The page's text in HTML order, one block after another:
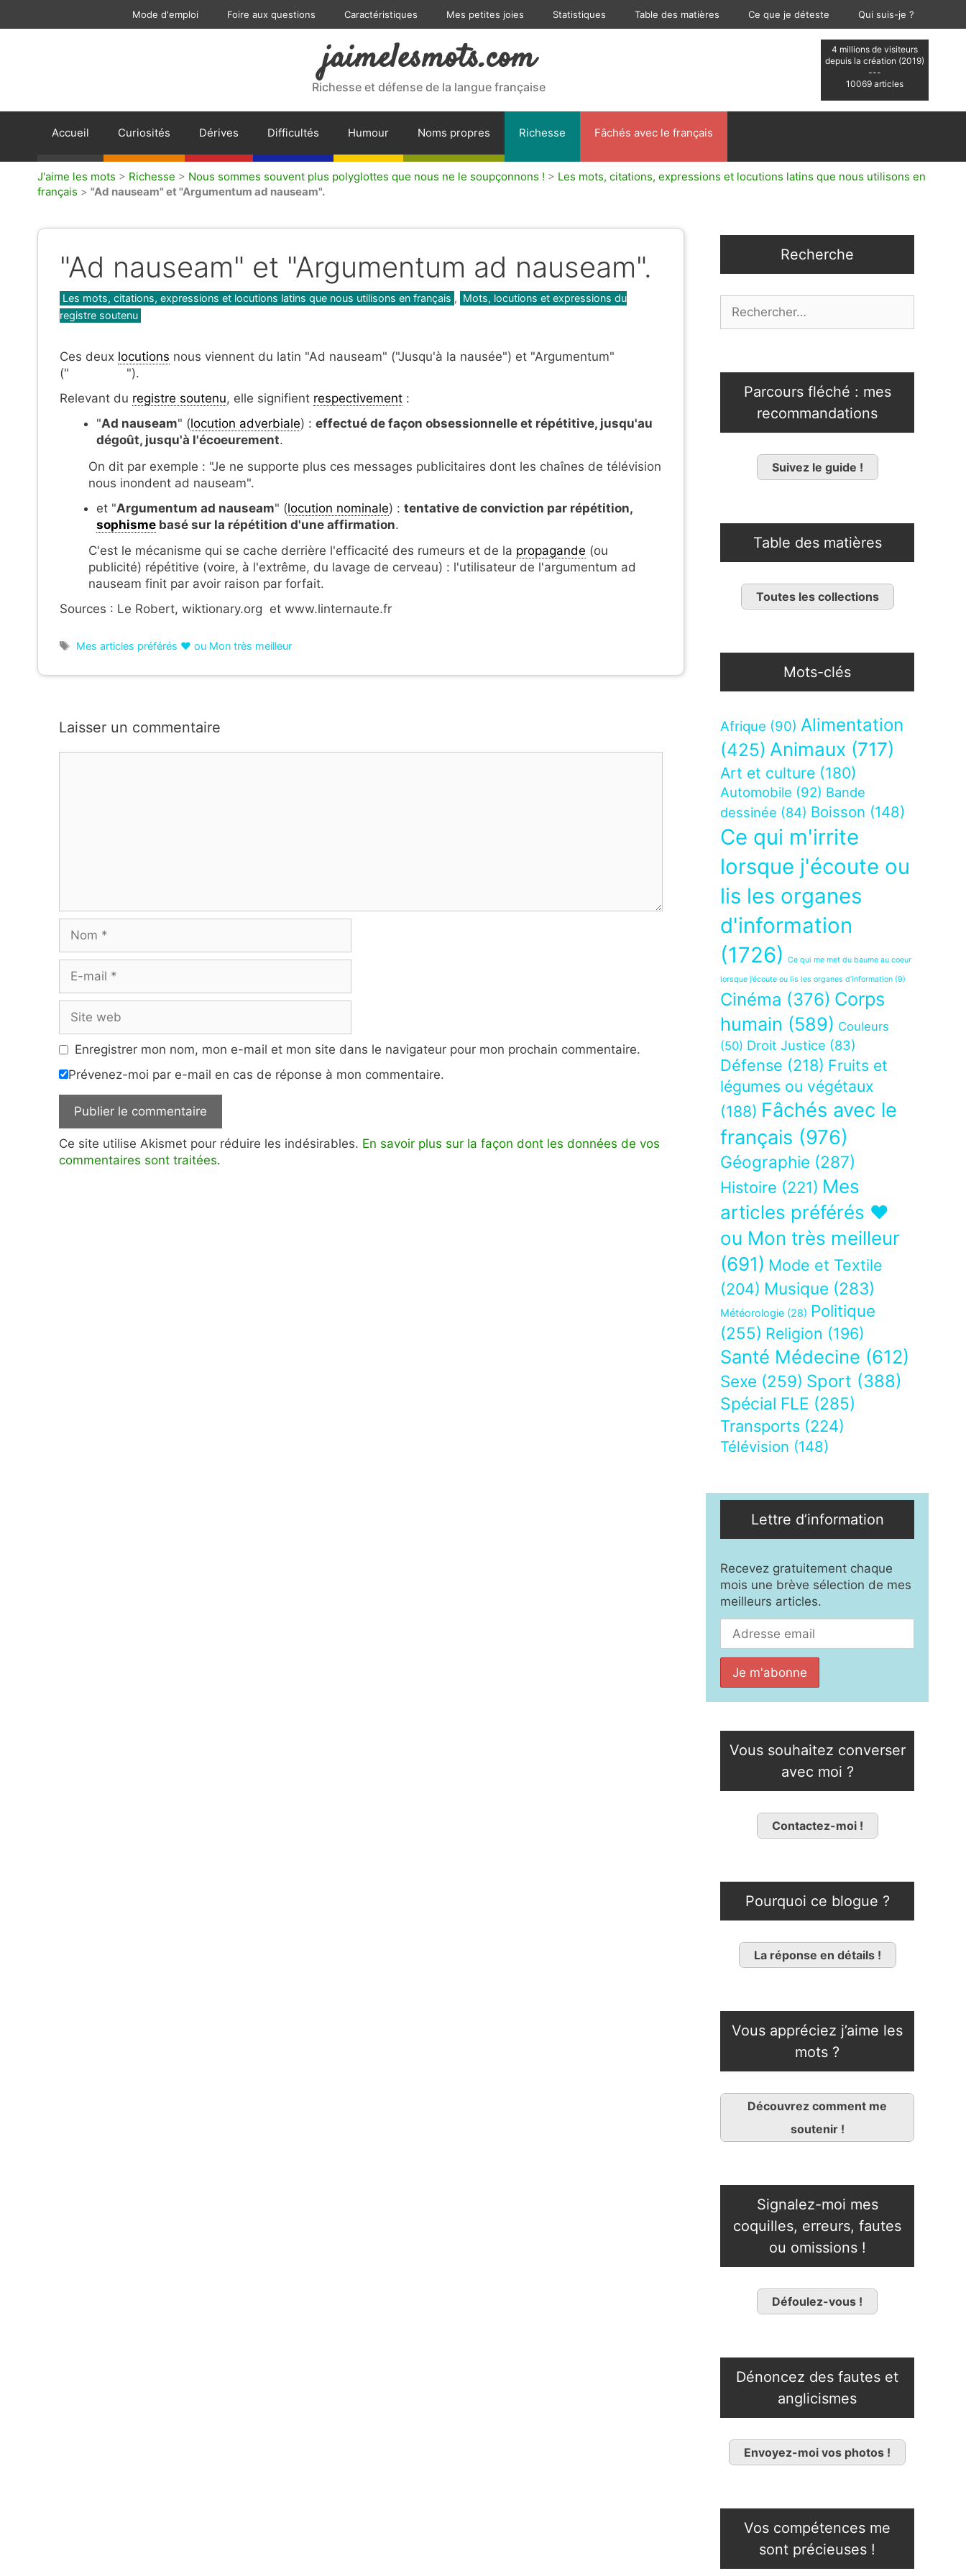
Mode d'emploi Foire aux questions Caractéristiques Mes petites joies Statistiques Table des matières Ce que je déteste Qui suis-je ?
4 millions de visiteurs
depuis la création (2019)
---
10069 articles
jaimelesmots.com
Richesse et défense de la langue française
Accueil Curiosités Dérives Difficultés Humour Noms propres Richesse Fâchés avec le français
J'aime les mots > Richesse > Nous sommes souvent plus polyglottes que nous ne le soupçonnons ! > Les mots, citations, expressions et locutions latins que nous utilisons en
français > "Ad nauseam" et "Argumentum ad nauseam".
"Ad nauseam" et "Argumentum ad nauseam".
Catégories
Les mots, citations, expressions et locutions latins que nous utilisons en français , Mots, locutions et expressions du
registre soutenu
Ces deux locutions nous viennent du latin "Ad nauseam" ("Jusqu'à la nausée") et "Argumentum"
(" ").
Relevant du registre soutenu, elle signifient respectivement :
"Ad nauseam" (locution adverbiale) : effectué de façon obsessionnelle et répétitive, jusqu'au
dégoût, jusqu'à l'écoeurement.
On dit par exemple : "Je ne supporte plus ces messages publicitaires dont les chaînes de télévision
nous inondent ad nauseam".
et "Argumentum ad nauseam" (locution nominale) : tentative de conviction par répétition,
sophisme basé sur la répétition d'une affirmation.
C'est le mécanisme qui se cache derrière l'efficacité des rumeurs et de la propagande (ou
publicité) répétitive (voire, à l'extrême, du lavage de cerveau) : l'utilisateur de l'argumentum ad
nauseam finit par avoir raison par forfait.
Sources : Le Robert, wiktionary.org et www.linternaute.fr
Étiquettes
Mes articles préférés ❤ ou Mon très meilleur
Laisser un commentaire
mail
web
Enregistrer mon nom, mon e-mail et mon site dans le navigateur pour mon prochain commentaire.
Prévenez-moi par e-mail en cas de réponse à mon commentaire.
Ce site utilise Akismet pour réduire les indésirables. En savoir plus sur la façon dont les données de vos
commentaires sont traitées.
Recherche
Parcours fléché : mes
recommandations
Suivez le guide !
Table des matières
Toutes les collections
Mots-clés
Afrique (90) Alimentation
(425) Animaux (717)
Art et culture (180)
Automobile (92) Bande
dessinée (84) Boisson (148)
Ce qui m'irrite
lorsque j'écoute ou
lis les organes
d'information
(1726)
Ce qui me met du baume au coeur
lorsque j’écoute ou lis les organes d’information (9)
Cinéma (376) Corps
humain (589) Couleurs
(50) Droit Justice (83)
Défense (218) Fruits et
légumes ou végétaux
(188) Fâchés avec le
français (976)
Géographie (287)
Histoire (221) Mes
articles préférés ❤
ou Mon très meilleur
(691) Mode et Textile
(204) Musique (283)
Météorologie (28) Politique
(255) Religion (196)
Santé Médecine (612)
Sexe (259) Sport (388)
Spécial FLE (285)
Transports (224)
Télévision (148)
Lettre d’information
Recevez gratuitement chaque
mois une brève sélection de mes
meilleurs articles.
Vous souhaitez converser
avec moi ?
Contactez-moi !
Pourquoi ce blogue ?
La réponse en détails !
Vous appréciez j’aime les
mots ?
Découvrez comment me
soutenir !
Signalez-moi mes
coquilles, erreurs, fautes
ou omissions !
Défoulez-vous !
Dénoncez des fautes et
anglicismes
Envoyez-moi vos photos !
Vos compétences me
sont précieuses !